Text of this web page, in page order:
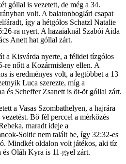
góllal is vezetett, de még a 34.
volt. A balatonboglári csapat
így a hétgólos Schatzl Natalie
ra nyert. A hazaiaknál Szabói Aida
Anett hat góllal zárt.
a Kisvárda nyerte, a félidei tízgólos
re nőtt a Kozármisleny ellen. A
is eredményes volt, a legtöbbet a 13
Luca szerezte, míg a
és Scheffer Zsanett is öt-öt góllal zárt.
a Vasas Szombathelyen, a hajrára
Bő fél perccel a mérkőzés
maradt ideje a
Soltic nem talált be, így 32:32-es
Mindkét oldalon volt játékos, aki tíz
Oláh Kyra is 11-gyel zárt.